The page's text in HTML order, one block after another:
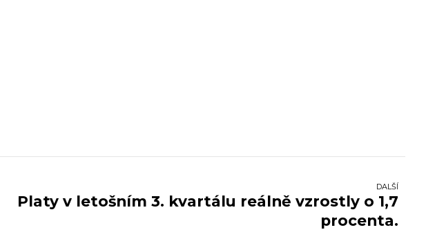
DALŠÍ
Platy v letošním 3. kvartálu reálně vzrostly o 1,7
procenta.